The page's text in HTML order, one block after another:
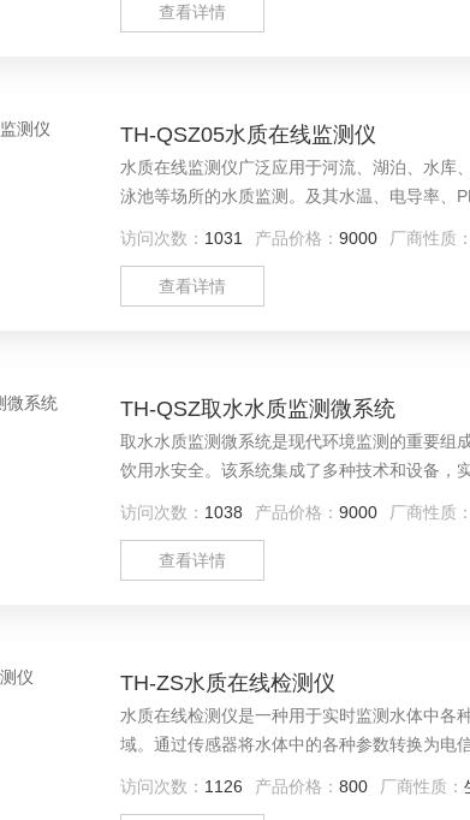
查看详情
TH-QSZ05水质在线监测仪
水质在线监测仪广泛应用于河流、湖泊、水库
泳池等场所的水质监测。及其水温、电导率、
访问次数： 1031 产品价格： 9000 厂商性质：
查看详情
TH-QSZ取水水质监测微系统
取水水质监测微系统是现代环境监测的重要组
饮用水安全。该系统集成了多种技术和设备，
访问次数： 1038 产品价格： 9000 厂商性质：
查看详情
TH-ZS水质在线检测仪
水质在线检测仪是一种用于实时监测水体中各
域。通过传感器将水体中的各种参数转换为电
访问次数： 1126 产品价格： 800 厂商性质：